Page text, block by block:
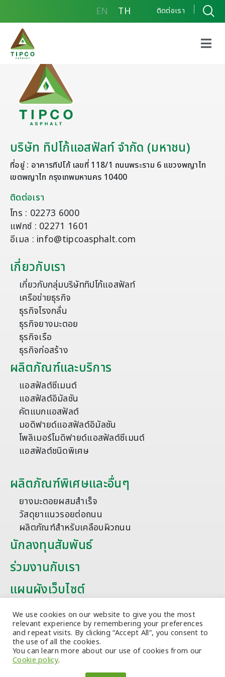
EN TH ติดต่อเรา
บริษัท ทิปโก้แอสฟัลท์ จำกัด (มหาชน)
ที่อยู่ : อาคารทิปโก้ เลขที่ 118/1 ถนนพระราม 6 แขวงพญาไท
เขตพญาไท กรุงเทพมหานคร 10400
ติดต่อเรา
โทร : 02273 6000
แฟกซ์ : 02271 1601
อีเมล : info@tipcoasphalt.com
เกี่ยวกับเรา
เกี่ยวกับกลุ่มบริษัททิปโก้แอสฟัลท์
เครือข่ายธุรกิจ
ธุรกิจโรงกลั่น
ธุรกิจยางมะตอย
ธุรกิจเรือ
ธุรกิจก่อสร้าง
ผลิตภัณฑ์และบริการ
แอสฟัลต์ซีเมนต์
แอสฟัลต์อิมัลชัน
คัตแบกแอสฟัลต์
มอดิฟายด์แอสฟัลต์อิมัลชัน
โพลิเมอร์โมดิฟายด์แอสฟัลต์ซีเมนต์
แอสฟัลต์ชนิดพิเศษ
ผลิตภัณฑ์พิเศษและอื่นๆ
ยางมะตอยผสมสำเร็จ
วัสดุยาแนวรอยต่อถนน
ผลิตภัณฑ์สำหรับเคลือบผิวถนน
นักลงทุนสัมพันธ์
ร่วมงานกับเรา
แผนผังเว็บไซต์
บทความ
We use cookies on our website to give you the most
relevant experience by remembering your preferences
and repeat visits. By clicking “Accept All”, you consent to
the use of all the cookies.
You can learn more about our use of cookies from our
Cookie policy.